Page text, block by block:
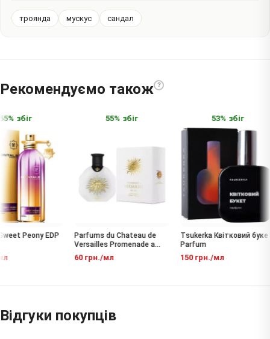
троянда мускус сандал
Рекомендуємо також ?
збіг
Peony EDP
55% збіг
Parfums du Chateau de
Versailles Promenade a
Versailles Pour Elle EDP
60 грн./мл
53% збіг
Tsukerka Квітковий букет
Parfum
150 грн./мл
Відгуки покупців